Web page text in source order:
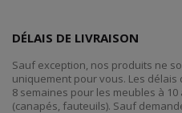
DÉLAIS DE LIVRAISON
Sauf exception, nos produits ne
uniquement pour vous. Les
8 semaines pour les meubles à
(canapés, fauteuils). Sauf